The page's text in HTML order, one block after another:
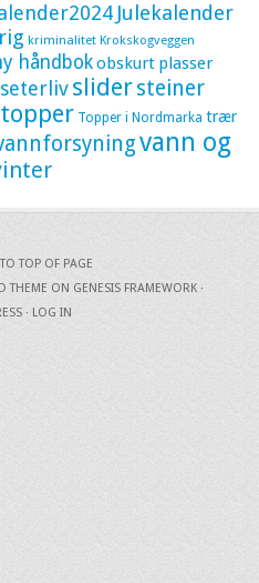
Julekalender
kriminalitet Krokskogveggen
håndbokobskurt plasser
seterlivslidersteiner
topper Topper i Nordmarka trær
vann og
TOP OF PAGE
THEME ON GENESIS FRAMEWORK ·
· LOG IN